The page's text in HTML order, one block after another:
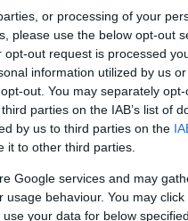
or processing of your
please use the below opt-out
out request is processed
information utilized by us
out. You may separately
parties on the IAB’s list of
by us to third parties on the
it to other third parties.
Google services and may
behaviour. You may
your data for below
az elemet: az
átsúlyozták a
dolgozó autók a
azt, hogy
csatornák
kisebb
széleinek hátsó